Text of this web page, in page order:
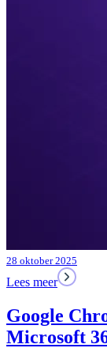
28 oktober 2025
Lees meer
Google
Microsoft